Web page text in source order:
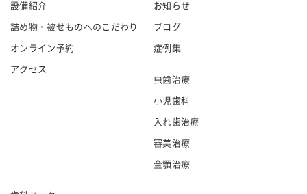
設備紹介
詰め物・被せものへのこだわり
オンライン予約
アクセス
お知らせ
ブログ
症例集
虫歯治療
小児歯科
入れ歯治療
審美治療
全顎治療